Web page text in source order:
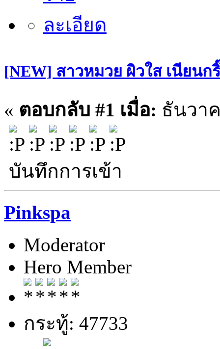
[NEW] สาวหมวย ผิวใส เนียนก
« ตอบกลับ #1 เมื่อ: ธันวาค
บันทึกการเข้า
Pinkspa
Moderator
Hero Member
กระทู้: 47733